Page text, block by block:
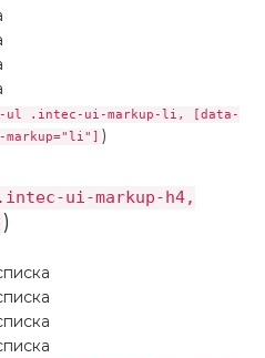
.intec-ui-markup-li, [data-
)
ui-markup-h4,
)